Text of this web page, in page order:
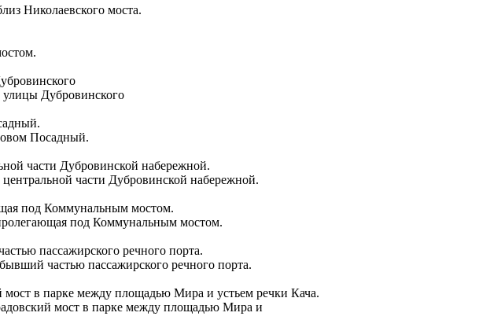
Николаевского моста.
улицы Дубровинского
Посадный.
части Дубровинской набережной.
под Коммунальным мостом.
частью пассажирского речного порта.
мост в парке между площадью Мира и